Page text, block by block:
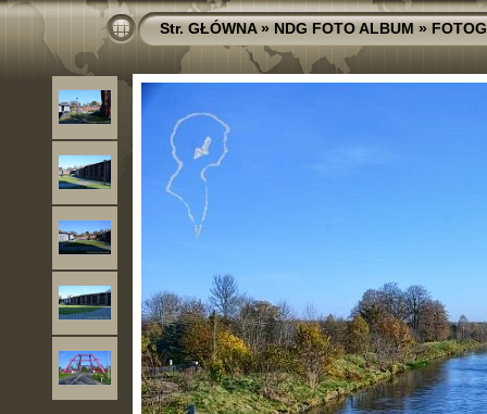
Str. GŁÓWNA»NDG FOTO ALBUM»